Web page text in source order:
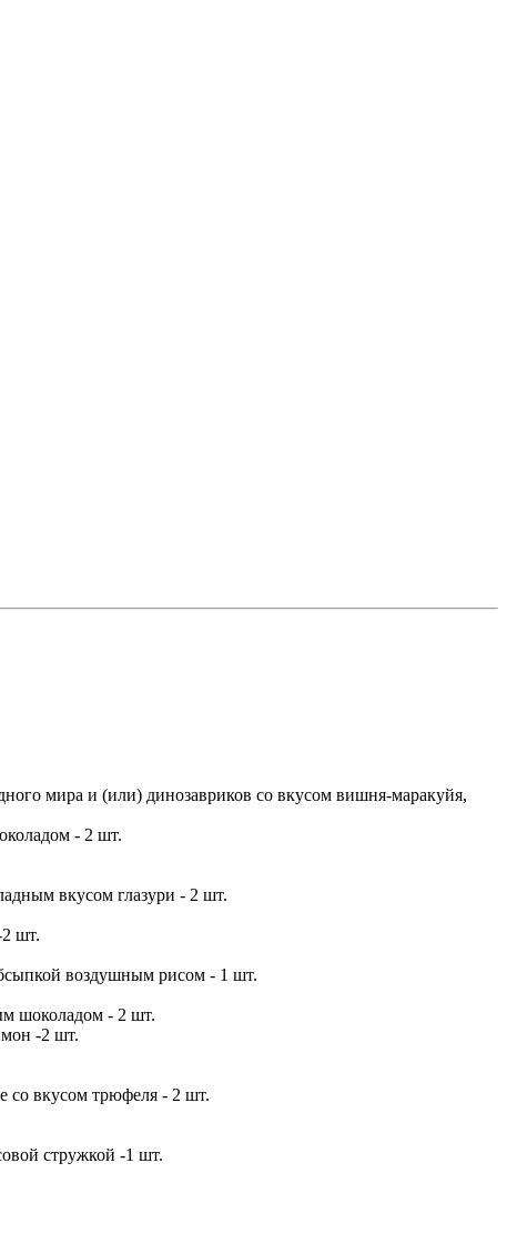
мира и (или) динозавриков со вкусом вишня-маракуйя,
- 2 шт.
вкусом глазури - 2 шт.
шт.
воздушным рисом - 1 шт.
шоколадом - 2 шт.
-2 шт.
со вкусом трюфеля - 2 шт.
стружкой -1 шт.